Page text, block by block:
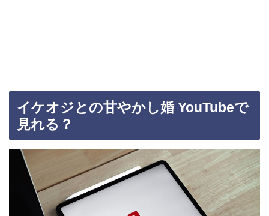
イケオジとの甘やかし婚 YouTubeで
見れる？